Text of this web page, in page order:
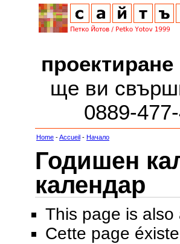
ще ви
0889-
Home -Accueil - Начало
Годишен
календар
This page is also
Cette page